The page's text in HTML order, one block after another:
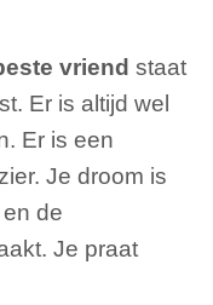
vriend staat
Er is altijd wel
Er is een
Je droom is
de
Je praat